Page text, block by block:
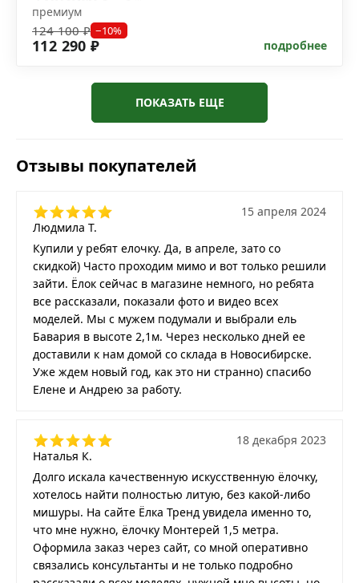
премиум
124 100 ₽ −10%
112 290 ₽ подробнее
ПОКАЗАТЬ ЕЩЕ
Отзывы покупателей
Людмила Т.
15 апреля 2024
Купили у ребят елочку. Да, в апреле, зато со
скидкой) Часто проходим мимо и вот только решили
зайти. Ёлок сейчас в магазине немного, но ребята
все рассказали, показали фото и видео всех
моделей. Мы с мужем подумали и выбрали ель
Бавария в высоте 2,1м. Через несколько дней ее
доставили к нам домой со склада в Новосибирске.
Уже ждем новый год, как это ни странно) спасибо
Елене и Андрею за работу.
Наталья К.
18 декабря 2023
Долго искала качественную искусственную ёлочку,
хотелось найти полностью литую, без какой-либо
мишуры. На сайте Ёлка Тренд увидела именно то,
что мне нужно, ёлочку Монтерей 1,5 метра.
Оформила заказ через сайт, со мной оперативно
связались консультанты и не только подробно